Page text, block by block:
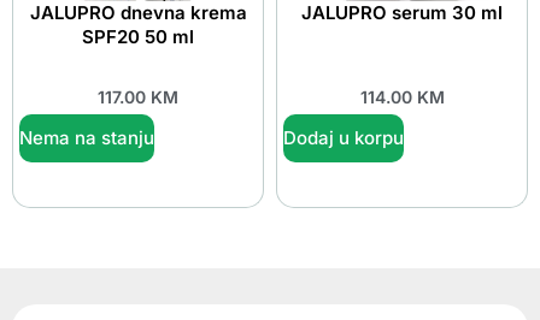
JALUPRO dnevna krema
SPF20 50 ml
117.00 KM
Nema na stanju
JALUPRO serum 30 ml
114.00 KM
Dodaj u korpu